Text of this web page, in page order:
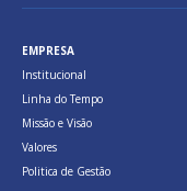
EMPRESA
Institucional
Linha do Tempo
Missão e Visão
Valores
Politica de Gestão